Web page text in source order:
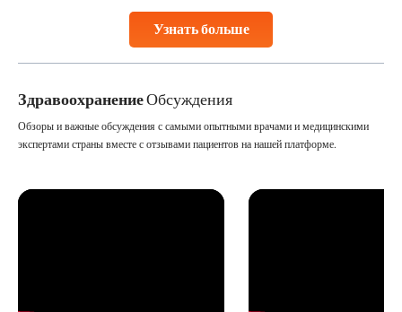
Узнать больше
Studies, such as one published
ЗдравоохранениеОбсуждения
Обзоры и важные обсуждения с самыми опытными врачами и медицинскими
экспертами страны вместе с отзывами пациентов на нашей платформе.